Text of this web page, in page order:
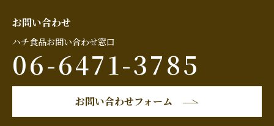
お問い合わせ
ハチ食品お問い合わせ窓口
06-6471-3785
お問い合わせフォーム